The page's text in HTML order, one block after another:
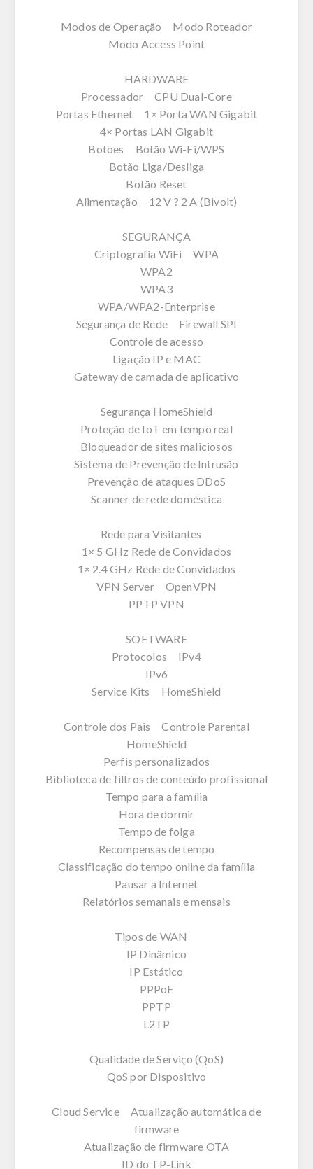
Modos de Operação Modo Roteador
Modo Access Point
HARDWARE
Processador CPU Dual-Core
Portas Ethernet 1× Porta WAN Gigabit
4× Portas LAN Gigabit
Botões Botão Wi-Fi/WPS
Botão Liga/Desliga
Botão Reset
Alimentação 12 V ? 2 A (Bivolt)
SEGURANÇA
Criptografia WiFi WPA
WPA2
WPA3
WPA/WPA2-Enterprise
Segurança de Rede Firewall SPI
Controle de acesso
Ligação IP e MAC
Gateway de camada de aplicativo
Segurança HomeShield
Proteção de IoT em tempo real
Bloqueador de sites maliciosos
Sistema de Prevenção de Intrusão
Prevenção de ataques DDoS
Scanner de rede doméstica
Rede para Visitantes
1× 5 GHz Rede de Convidados
1× 2.4 GHz Rede de Convidados
VPN Server OpenVPN
PPTP VPN
SOFTWARE
Protocolos IPv4
IPv6
Service Kits HomeShield
Controle dos Pais Controle Parental
HomeShield
Perfis personalizados
Biblioteca de filtros de conteúdo profissional
Tempo para a família
Hora de dormir
Tempo de folga
Recompensas de tempo
Classificação do tempo online da família
Pausar a Internet
Relatórios semanais e mensais
Tipos de WAN
IP Dinâmico
IP Estático
PPPoE
PPTP
L2TP
Qualidade de Serviço (QoS)
QoS por Dispositivo
Cloud Service Atualização automática de
firmware
Atualização de firmware OTA
ID do TP-Link